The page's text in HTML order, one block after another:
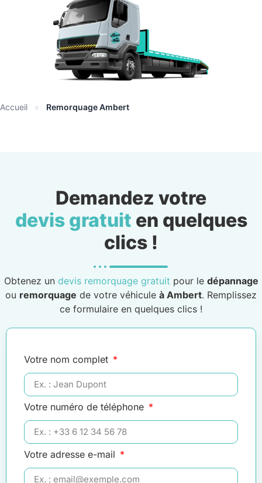
Accueil » Remorquage Ambert
Demandez votre
devis gratuit en quelques
clics !
Obtenez un devis remorquage gratuit pour le dépannage
ou remorquage de votre véhicule à Ambert. Remplissez
ce formulaire en quelques clics !
Votre nom complet
Votre numéro de téléphone
Votre adresse e-mail